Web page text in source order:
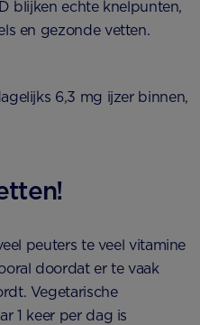
blijken echte knelpunten,
en gezonde vetten.
6,3 mg ijzer binnen,
peuters te veel vitamine
doordat er te vaak
Vegetarische
1 keer per dag is